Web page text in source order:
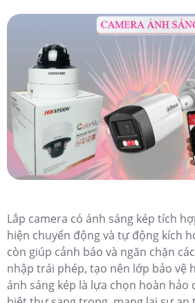
Lắp camera có ánh sáng kép tích
hiện chuyển động và tự động kích
còn giúp cảnh báo và ngăn chặn
nhập trái phép, tạo nên lớp bảo vệ
ánh sáng kép là lựa chọn hoàn hảo